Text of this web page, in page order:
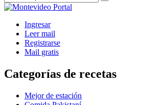
Ingresar
Leer mail
Registrarse
Mail gratis
Categorías de recetas
Mejor de estación